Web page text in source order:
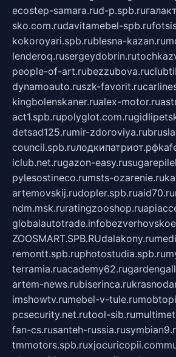
ecostep-samara.rud-p.spb.ru
sko.com.rudavitamebel-spb.ru
kokoroyari.spb.rublesna-kazan.ru
lenderoq.rusergeydobrin.ru
people-of-art.rubezzubova.ru
dynamoauto.ruszk-favorit.ru
kingbolenskaner.rualex-motor.ru
act1.spb.rupolyglot.com.ru
detsad125.rumir-zdoroviya.ru
council.spb.ruлодкипатриот.рф
iclub.net.rugazon-easy.ru
pylesostineco.rumsts-ozarenie.ru
artemovskij.rudopler.spb.ruaid70.ru
ndm.msk.ruratingzooshop.ru
globalautotrade.info
ZOOSMART.SPB.RUdalakony.ru
remontt.spb.ruphotostudia.spb.ru
terramia.ruacademy62.ru
artem-news.rubiserinca.ru
imshowtv.rumebel-v-tule.ru
pcsecurity.net.rutool-sib.ru
fan-cs.rusanteh-russia.ru
tmmotors.spb.ruxjocuricopii.com